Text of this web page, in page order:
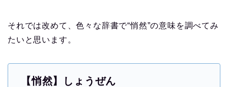
それでは改めて、色々な辞書で“悄然”の意味を調べてみ
たいと思います。
【悄然】しょうぜん